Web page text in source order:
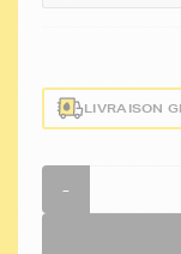
LIVRAISON
-